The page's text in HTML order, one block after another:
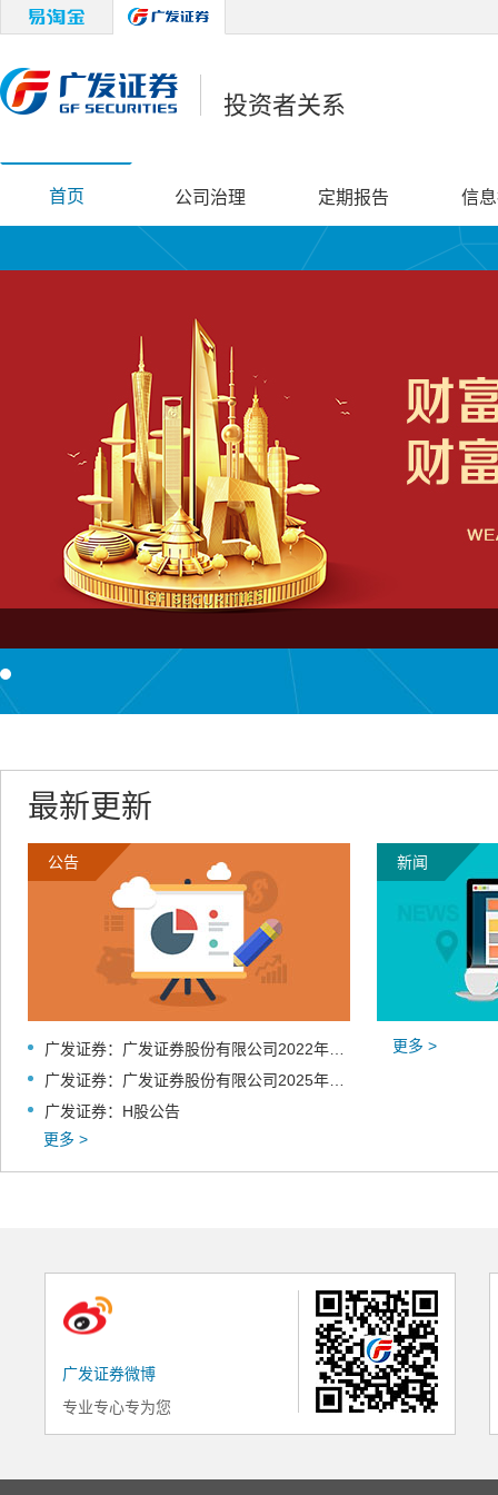
投资者关系
首页 公司治理 定期报告 信
最新更新
公告
广发证券：H股公告
更多 >
新闻
更多 >
广发证券微博
专业专心专为您